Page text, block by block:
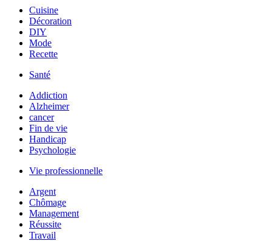
Cuisine
Décoration
DIY
Mode
Recette
Santé
Addiction
Alzheimer
cancer
Fin de vie
Handicap
Psychologie
Vie professionnelle
Argent
Chômage
Management
Réussite
Travail